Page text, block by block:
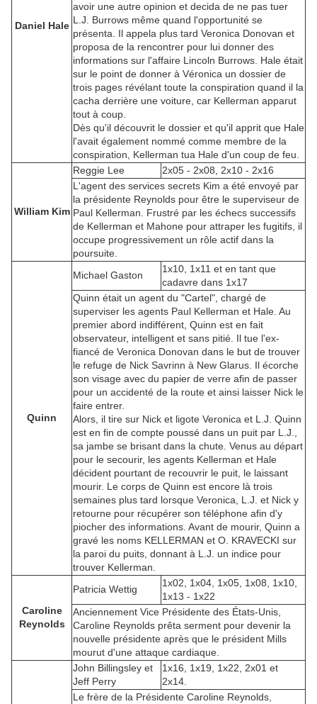
Daniel Hale
avoir une autre opinion et decida de ne pas tuer
L.J. Burrows même quand l'opportunité se
présenta. Il appela plus tard Veronica Donovan et
proposa de la rencontrer pour lui donner des
informations sur l'affaire Lincoln Burrows. Hale était
sur le point de donner à Véronica un dossier de
trois pages révélant toute la conspiration quand il la
cacha derrière une voiture, car Kellerman apparut
tout à coup.
Dès qu'il découvrit le dossier et qu'il apprit que Hale
l'avait également nommé comme membre de la
conspiration, Kellerman tua Hale d'un coup de feu.
William Kim
Reggie Lee
2x05 - 2x08, 2x10 - 2x16
L'agent des services secrets Kim a été envoyé par
la présidente Reynolds pour être le superviseur de
Paul Kellerman. Frustré par les échecs successifs
de Kellerman et Mahone pour attraper les fugitifs, il
occupe progressivement un rôle actif dans la
poursuite.
Quinn
Michael Gaston
1x10, 1x11 et en tant que
cadavre dans 1x17
Quinn était un agent du "Cartel", chargé de
superviser les agents Paul Kellerman et Hale. Au
premier abord indifférent, Quinn est en fait
observateur, intelligent et sans pitié. Il tue l'ex-
fiancé de Veronica Donovan dans le but de trouver
le refuge de Nick Savrinn à New Glarus. Il écorche
son visage avec du papier de verre afin de passer
pour un accidenté de la route et ainsi laisser Nick le
faire entrer.
Alors, il tire sur Nick et ligote Veronica et L.J. Quinn
est en fin de compte poussé dans un puit par L.J.,
sa jambe se brisant dans la chute. Venus au départ
pour le secourir, les agents Kellerman et Hale
décident pourtant de recouvrir le puit, le laissant
mourir. Le corps de Quinn est encore là trois
semaines plus tard lorsque Veronica, L.J. et Nick y
retourne pour récupérer son téléphone afin d'y
piocher des informations. Avant de mourir, Quinn a
gravé les noms KELLERMAN et O. KRAVECKI sur
la paroi du puits, donnant à L.J. un indice pour
trouver Kellerman.
Caroline
Reynolds
Patricia Wettig
1x02, 1x04, 1x05, 1x08, 1x10,
1x13 - 1x22
Anciennement Vice Présidente des États-Unis,
Caroline Reynolds prêta serment pour devenir la
nouvelle présidente après que le président Mills
mourut d'une attaque cardiaque.
John Billingsley et
Jeff Perry
1x16, 1x19, 1x22, 2x01 et
2x14.
Le frère de la Présidente Caroline Reynolds,